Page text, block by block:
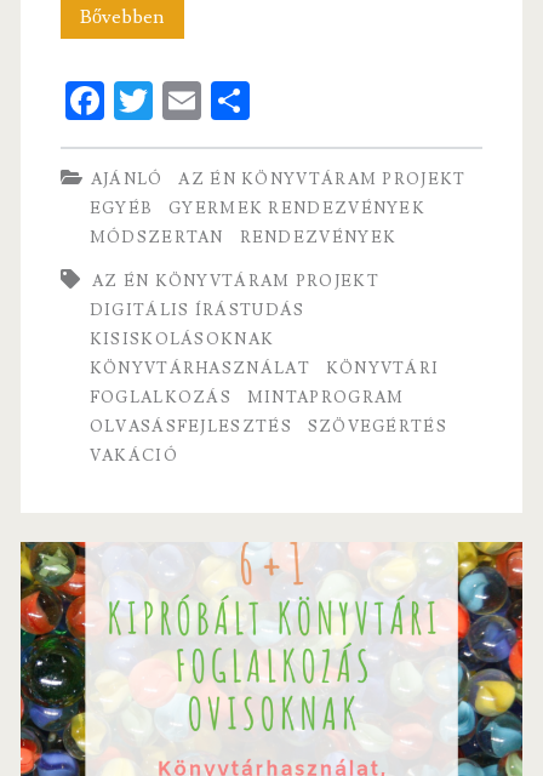
Bővebben29
foglalkozás
kisiskolásoknak
Fa
ce
b
o
o
k
T
w
itt
er
E
m
ai
l
S
ha
re
AJÁNLÓ
AZ ÉN KÖNYVTÁRAM PROJEKT
EGYÉB
GYERMEK RENDEZVÉNYEK
MÓDSZERTAN
RENDEZVÉNYEK
AZ ÉN KÖNYVTÁRAM PROJEKT
DIGITÁLIS ÍRÁSTUDÁS
KISISKOLÁSOKNAK
KÖNYVTÁRHASZNÁLAT
KÖNYVTÁRI
FOGLALKOZÁS
MINTAPROGRAM
OLVASÁSFEJLESZTÉS
SZÖVEGÉRTÉS
VAKÁCIÓ